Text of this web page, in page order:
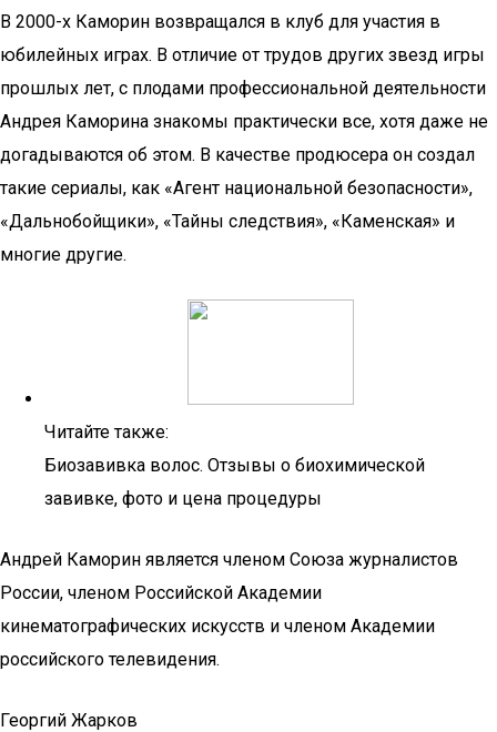
В 2000-х Каморин возвращался в клуб для участия в
юбилейных играх. В отличие от трудов других звезд игры
прошлых лет, с плодами профессиональной деятельности
Андрея Каморина знакомы практически все, хотя даже не
догадываются об этом. В качестве продюсера он создал
такие сериалы, как «Агент национальной безопасности»,
«Дальнобойщики», «Тайны следствия», «Каменская» и
многие другие.
Читайте также:
Биозавивка волос. Отзывы о биохимической
завивке, фото и цена процедуры
Андрей Каморин является членом Союза журналистов
России, членом Российской Академии
кинематографических искусств и членом Академии
российского телевидения.
Георгий Жарков